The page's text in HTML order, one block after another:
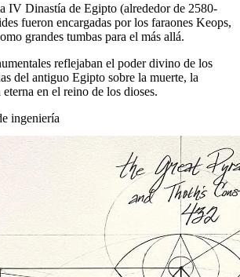
IV Dinastía de Egipto (alrededor de 2580-
fueron encargadas por los faraones Keops,
grandes tumbas para el más allá.
reflejaban el poder divino de los
del antiguo Egipto sobre la muerte, la
en el reino de los dioses.
ingeniería